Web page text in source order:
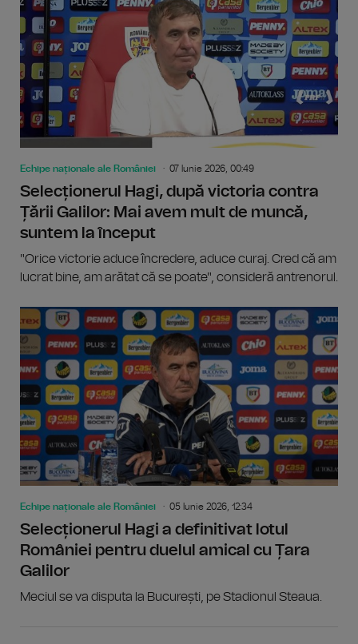
Echipe naționale ale României 07 Iunie 2026, 00:49
Selecționerul Hagi, după victoria contra
Țării Galilor: Mai avem mult de muncă,
suntem la început
"Orice victorie aduce încredere, aduce curaj. Cred că am
lucrat bine, am arătat că se poate", consideră antrenorul.
Echipe naționale ale României 05 Iunie 2026, 12:34
Selecționerul Hagi a definitivat lotul
României pentru duelul amical cu Țara
Galilor
Meciul se va disputa la București, pe Stadionul Steaua.